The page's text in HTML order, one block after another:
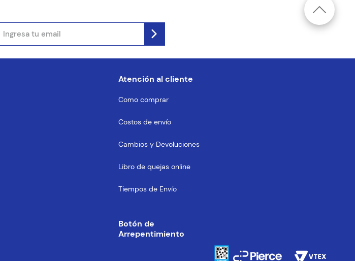
Atención al cliente
Como comprar
Costos de envío
Cambios y Devoluciones
Libro de quejas online
Tiempos de Envío
Botón de
Arrepentimiento